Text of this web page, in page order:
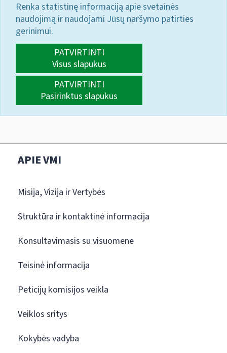
Renka statistinę informaciją apie svetainės
naudojimą ir naudojami Jūsų naršymo patirties
gerinimui.
PATVIRTINTI
Visus slapukus
PATVIRTINTI
Pasirinktus slapukus
APIE VMI
Misija, Vizija ir Vertybės
Struktūra ir kontaktinė informacija
Konsultavimasis su visuomene
Teisinė informacija
Peticijų komisijos veikla
Veiklos sritys
Kokybės vadyba